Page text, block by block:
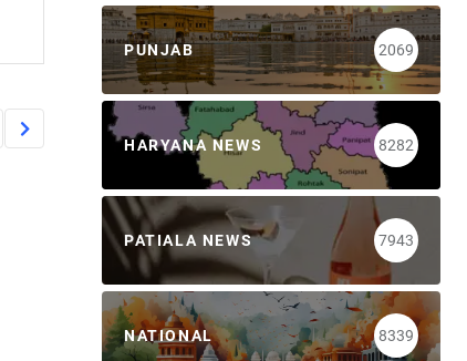
PUNJAB 2069
HARYANA NEWS 8282
PATIALA NEWS 7943
NATIONAL 8339